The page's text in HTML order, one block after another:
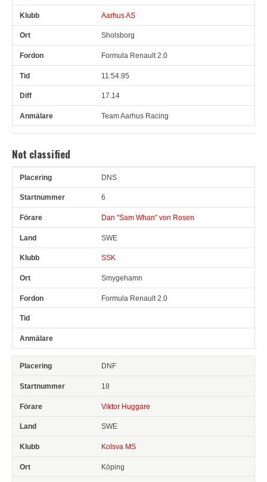
Aarhus AS
Sholsborg
Formula Renault 2.0
11:54.95
17.14
Team Aarhus Racing
Not classified
Pl Snr Land
DNS
6
Dan "Sam Whan" von Rosen
SWE
SSK
Smygehamn
Formula Renault 2.0
DNF
18
Viktor Huggare
SWE
Kolsva MS
Köping